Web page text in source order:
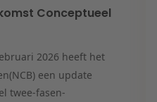
Conceptueel
2026 heeft het
een update
twee-fasen-